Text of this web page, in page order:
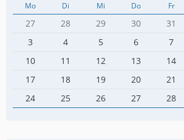
Mo Di Mi Do Fr
27 28 29 30 31
3
4 5 6 7
10
11 12 13 14
17
18 19 20 21
24
25 26 27 28